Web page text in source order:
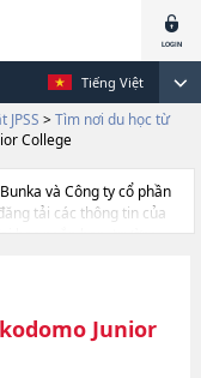
Tiếng Việt
> Tìm nơi du học từ
College
và Công ty cổ phần
tải các thông tin của
học ngắn hạn, trường
các , thông tin về từng
lượng tuyển sinh, số
địa điểm v.v...Junior